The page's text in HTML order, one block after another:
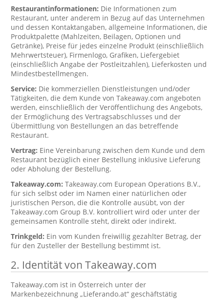
Restaurantinformationen: Die Informationen zum
Restaurant, unter anderem in Bezug auf das Unternehmen
und dessen Kontaktangaben, allgemeine Informationen, die
Produktpalette (Mahlzeiten, Beilagen, Optionen und
Getränke), Preise für jedes einzelne Produkt (einschließlich
Mehrwertsteuer), Firmenlogo, Grafiken, Liefergebiet
(einschließlich Angabe der Postleitzahlen), Lieferkosten und
Mindestbestellmengen.
Service: Die kommerziellen Dienstleistungen und/oder
Tätigkeiten, die dem Kunde von Takeaway.com angeboten
werden, einschließlich der Veröffentlichung des Angebots,
der Ermöglichung des Vertragsabschlusses und der
Übermittlung von Bestellungen an das betreffende
Restaurant.
Vertrag: Eine Vereinbarung zwischen dem Kunde und dem
Restaurant bezüglich einer Bestellung inklusive Lieferung
oder Abholung der Bestellung.
Takeaway.com:Takeaway.com European Operations B.V.,
für sich selbst oder im Namen einer natürlichen oder
juristischen Person, die die Kontrolle ausübt, von der
Takeaway.com Group B.V. kontrolliert wird oder unter der
gemeinsamen Kontrolle steht, direkt oder indirekt.
Trinkgeld: Ein vom Kunden freiwillig gezahlter Betrag, der
für den Zusteller der Bestellung bestimmt ist.
2. Identität von Takeaway.com
Takeaway.com ist in Österreich unter der
Markenbezeichnung „Lieferando.at“ geschäftstätig